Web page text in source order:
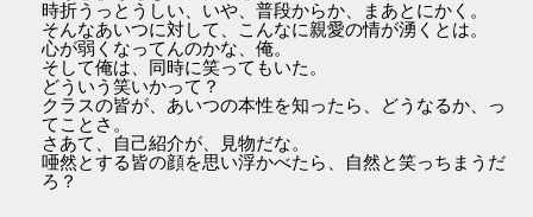
時折うっとうしい、いや、普段からか、まあとにかく。
そんなあいつに対して、こんなに親愛の情が湧くとは。
心が弱くなってんのかな、俺。
そして俺は、同時に笑ってもいた。
どういう笑いかって？
クラスの皆が、あいつの本性を知ったら、どうなるか、っ
てことさ。
さあて、自己紹介が、見物だな。
唖然とする皆の顔を思い浮かべたら、自然と笑っちまうだ
ろ？